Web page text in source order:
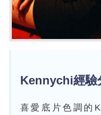
Kennychi經驗
喜愛底片色調的